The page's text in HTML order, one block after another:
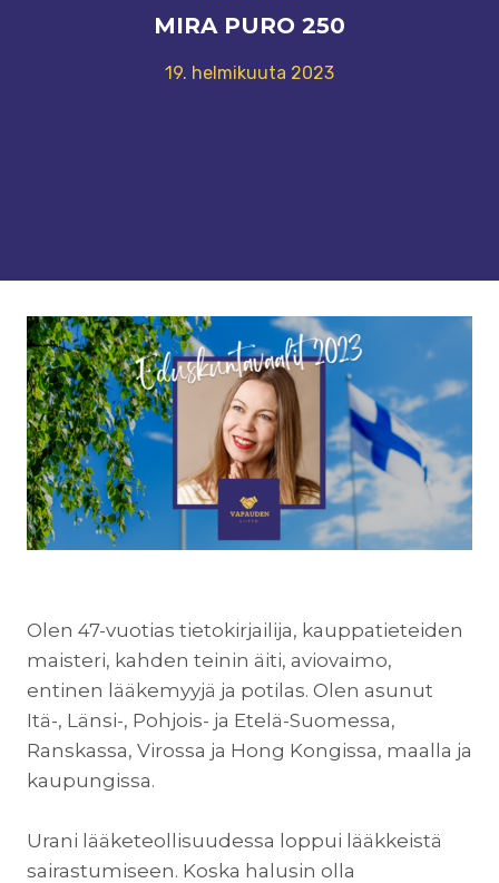
MIRA PURO 250
19. helmikuuta 2023
Olen 47-vuotias tietokirjailija, kauppatieteiden
maisteri, kahden teinin äiti, aviovaimo,
entinen lääkemyyjä ja potilas. Olen asunut
Itä-, Länsi-, Pohjois- ja Etelä-Suomessa,
Ranskassa, Virossa ja Hong Kongissa, maalla ja
kaupungissa.
Urani lääketeollisuudessa loppui lääkkeistä
sairastumiseen. Koska halusin olla